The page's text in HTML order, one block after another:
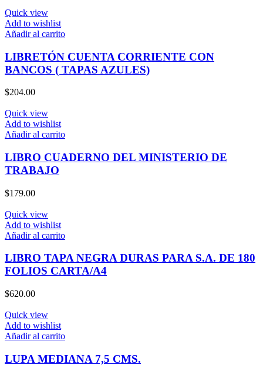
Quick view
Add to wishlist
Añadir al carrito
LIBRETÓN CUENTA CORRIENTE CON
BANCOS ( TAPAS AZULES)
$204.00
Quick view
Add to wishlist
Añadir al carrito
LIBRO CUADERNO DEL MINISTERIO DE
TRABAJO
$179.00
Quick view
Add to wishlist
Añadir al carrito
LIBRO TAPA NEGRA DURAS PARA S.A. DE 180
FOLIOS CARTA/A4
$620.00
Quick view
Add to wishlist
Añadir al carrito
LUPA MEDIANA 7,5 CMS.